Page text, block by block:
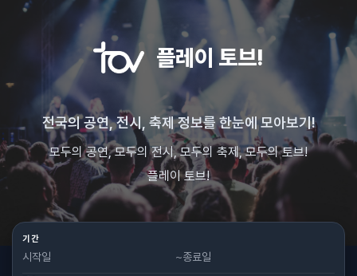
플레이 토브!
전국의 공연, 전시, 축제 정보를 한눈에 모아보기!
모두의 공연, 모두의 전시, 모두의 축제, 모두의 토브!
플레이 토브!
기간
~